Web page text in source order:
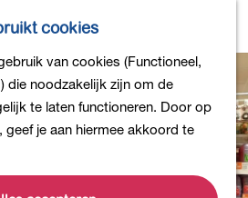
cookies
van cookies (Functioneel,
die noodzakelijk zijn om de
te laten functioneren. Door op
je aan hiermee akkoord te
Bollen en Bloemen
Uit eten
DB4daagse - Inschrijven
Kinderactiviteiten
De natuur in